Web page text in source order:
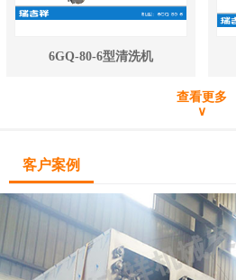
6GQ-80-6型清洗机
查看更多
∨
客户案例